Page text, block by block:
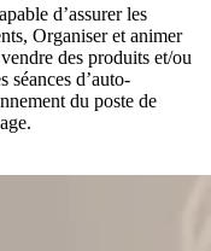
d’assurer les
Organiser et animer
des produits et/ou
séances d’auto-
du poste de